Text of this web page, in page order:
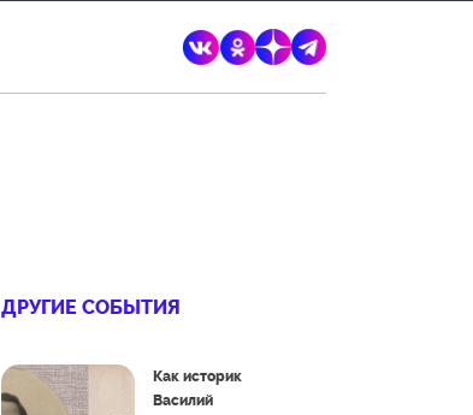
ДРУГИЕ СОБЫТИЯ
Как историк
Василий